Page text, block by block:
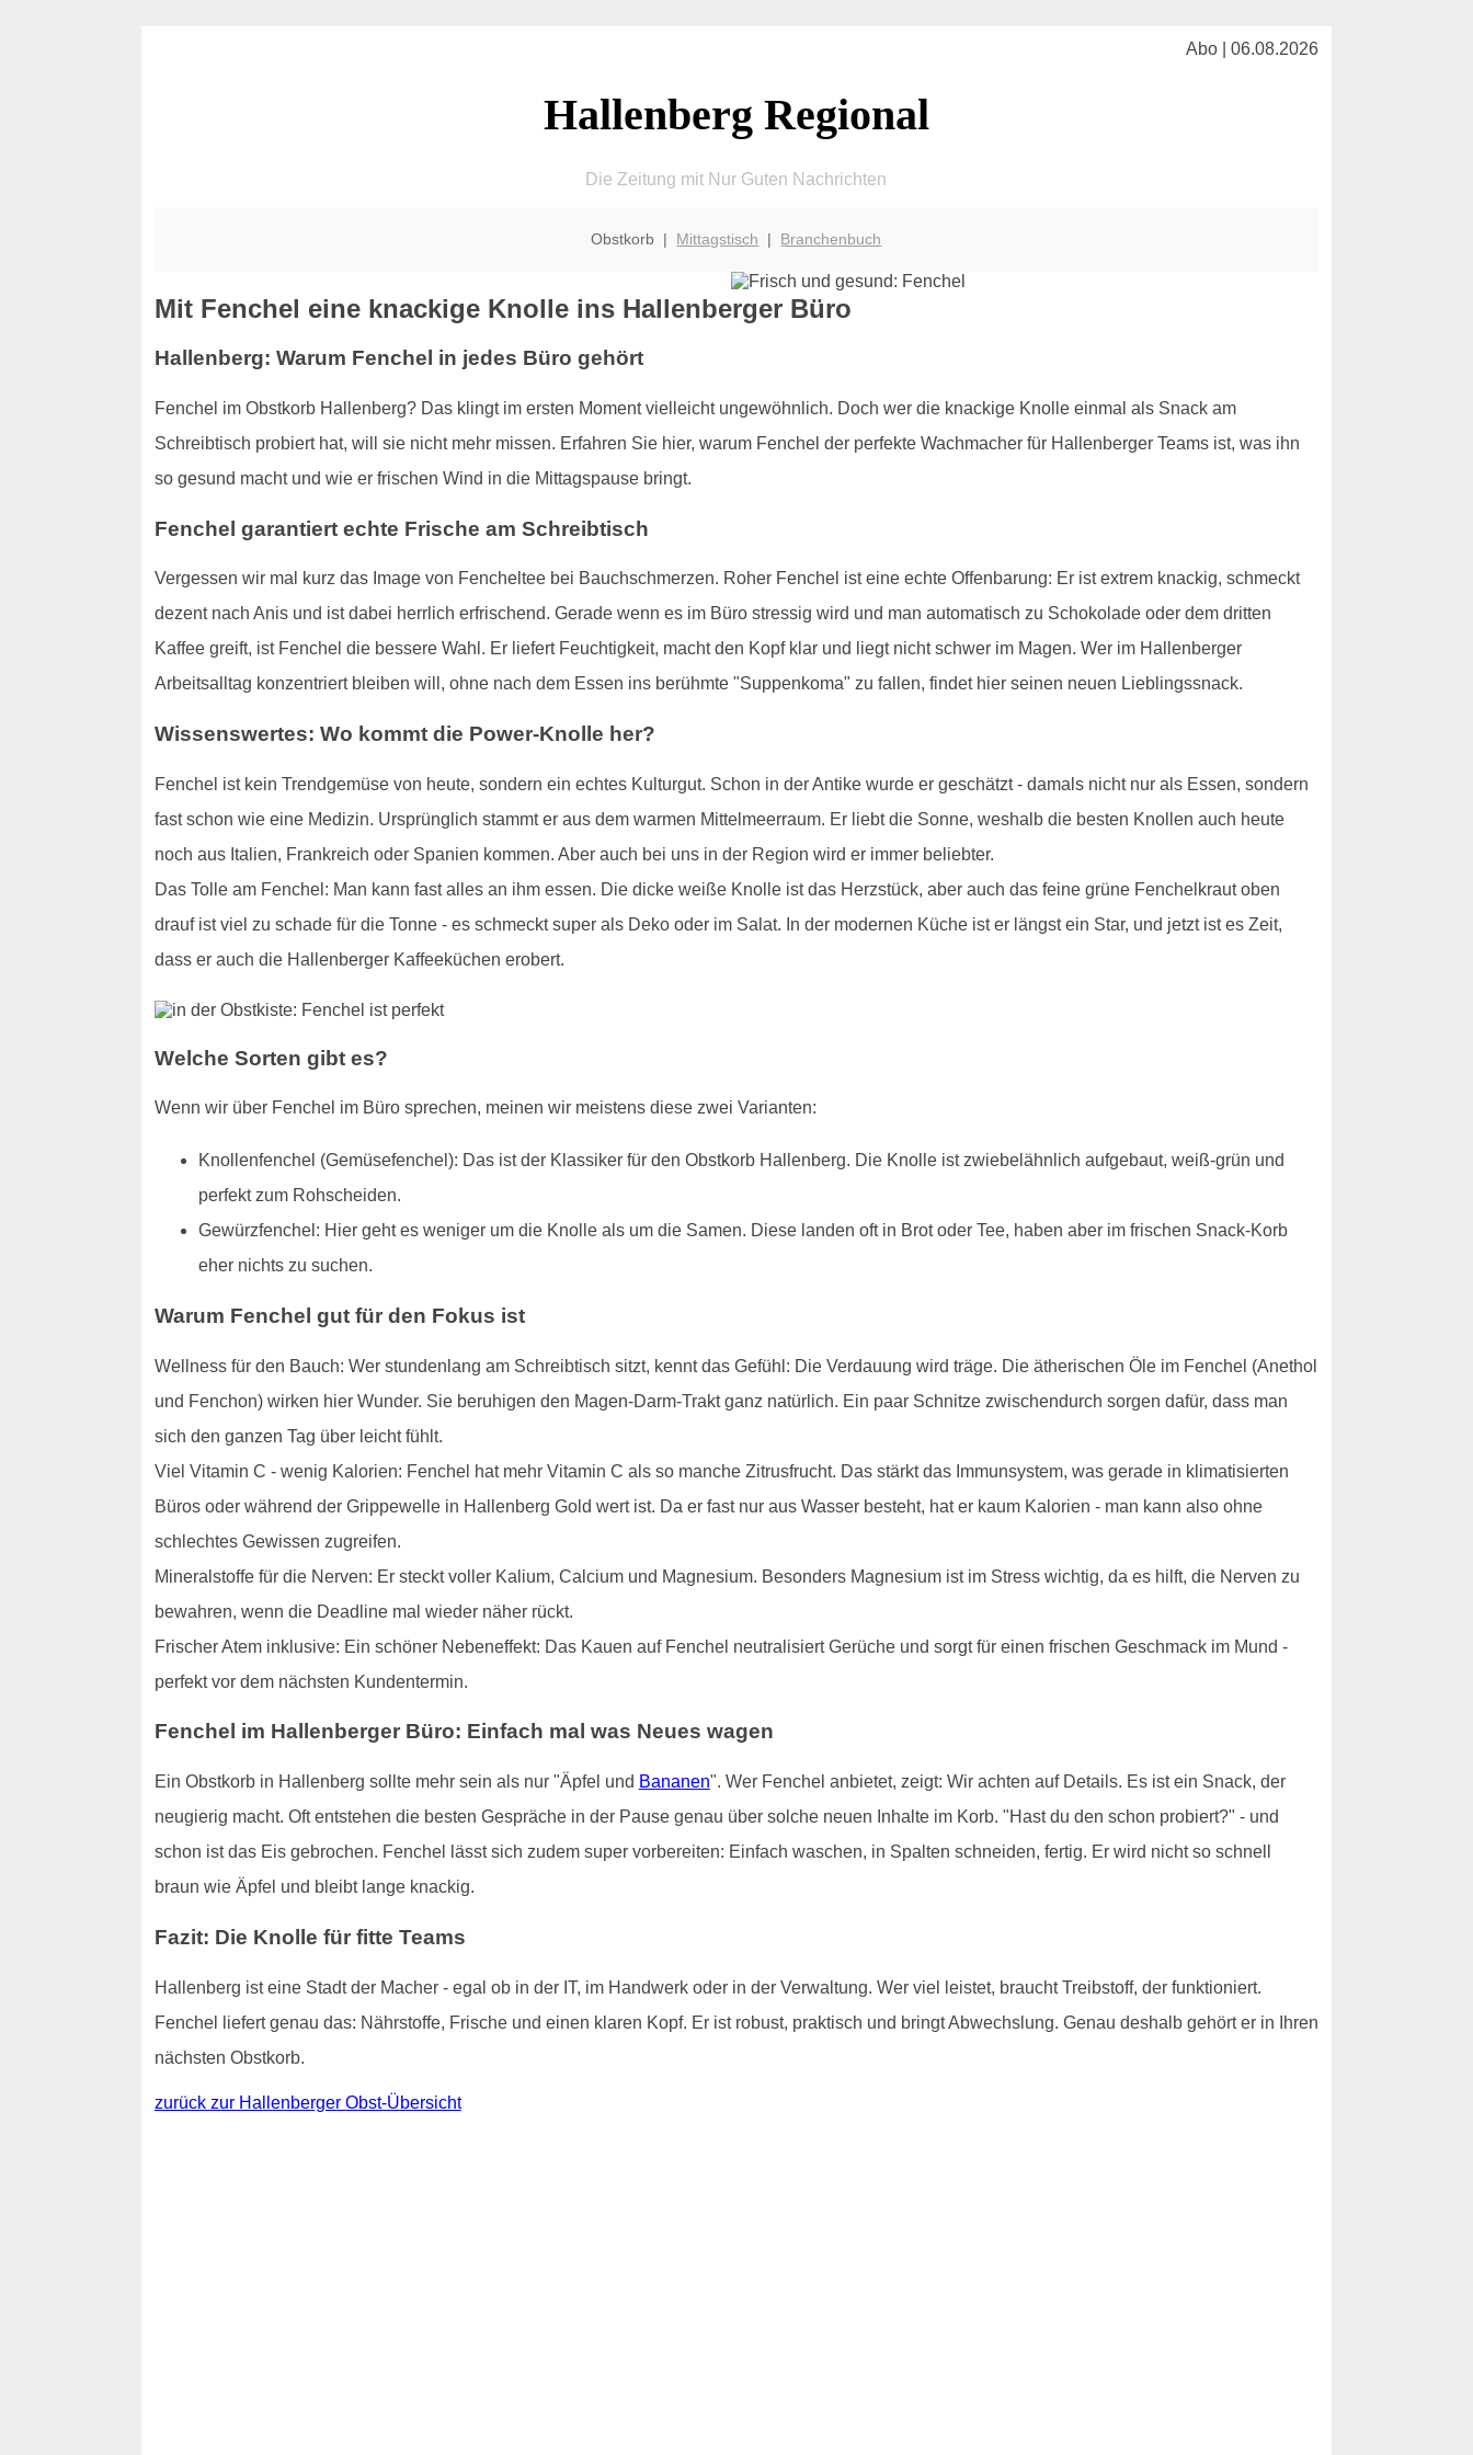
Abo | 06.08.2026
Hallenberg Regional
Die Zeitung mit Nur Guten Nachrichten
Obstkorb | Mittagstisch | Branchenbuch
Mit Fenchel eine knackige Knolle ins Hallenberger Büro
Hallenberg: Warum Fenchel in jedes Büro gehört
Fenchel im Obstkorb Hallenberg? Das klingt im ersten Moment vielleicht ungewöhnlich. Doch wer die knackige Knolle einmal als Snack am
Schreibtisch probiert hat, will sie nicht mehr missen. Erfahren Sie hier, warum Fenchel der perfekte Wachmacher für Hallenberger Teams ist, was ihn
so gesund macht und wie er frischen Wind in die Mittagspause bringt.
Fenchel garantiert echte Frische am Schreibtisch
Vergessen wir mal kurz das Image von Fencheltee bei Bauchschmerzen. Roher Fenchel ist eine echte Offenbarung: Er ist extrem knackig, schmeckt
dezent nach Anis und ist dabei herrlich erfrischend. Gerade wenn es im Büro stressig wird und man automatisch zu Schokolade oder dem dritten
Kaffee greift, ist Fenchel die bessere Wahl. Er liefert Feuchtigkeit, macht den Kopf klar und liegt nicht schwer im Magen. Wer im Hallenberger
Arbeitsalltag konzentriert bleiben will, ohne nach dem Essen ins berühmte "Suppenkoma" zu fallen, findet hier seinen neuen Lieblingssnack.
Wissenswertes: Wo kommt die Power-Knolle her?
Fenchel ist kein Trendgemüse von heute, sondern ein echtes Kulturgut. Schon in der Antike wurde er geschätzt - damals nicht nur als Essen, sondern
fast schon wie eine Medizin. Ursprünglich stammt er aus dem warmen Mittelmeerraum. Er liebt die Sonne, weshalb die besten Knollen auch heute
noch aus Italien, Frankreich oder Spanien kommen. Aber auch bei uns in der Region wird er immer beliebter.
Das Tolle am Fenchel: Man kann fast alles an ihm essen. Die dicke weiße Knolle ist das Herzstück, aber auch das feine grüne Fenchelkraut oben
drauf ist viel zu schade für die Tonne - es schmeckt super als Deko oder im Salat. In der modernen Küche ist er längst ein Star, und jetzt ist es Zeit,
dass er auch die Hallenberger Kaffeeküchen erobert.
Welche Sorten gibt es?
Wenn wir über Fenchel im Büro sprechen, meinen wir meistens diese zwei Varianten:
Knollenfenchel (Gemüsefenchel): Das ist der Klassiker für den Obstkorb Hallenberg. Die Knolle ist zwiebelähnlich aufgebaut, weiß-grün und
perfekt zum Rohscheiden.
Gewürzfenchel: Hier geht es weniger um die Knolle als um die Samen. Diese landen oft in Brot oder Tee, haben aber im frischen Snack-Korb
eher nichts zu suchen.
Warum Fenchel gut für den Fokus ist
Wellness für den Bauch: Wer stundenlang am Schreibtisch sitzt, kennt das Gefühl: Die Verdauung wird träge. Die ätherischen Öle im Fenchel (Anethol
und Fenchon) wirken hier Wunder. Sie beruhigen den Magen-Darm-Trakt ganz natürlich. Ein paar Schnitze zwischendurch sorgen dafür, dass man
sich den ganzen Tag über leicht fühlt.
Viel Vitamin C - wenig Kalorien: Fenchel hat mehr Vitamin C als so manche Zitrusfrucht. Das stärkt das Immunsystem, was gerade in klimatisierten
Büros oder während der Grippewelle in Hallenberg Gold wert ist. Da er fast nur aus Wasser besteht, hat er kaum Kalorien - man kann also ohne
schlechtes Gewissen zugreifen.
Mineralstoffe für die Nerven: Er steckt voller Kalium, Calcium und Magnesium. Besonders Magnesium ist im Stress wichtig, da es hilft, die Nerven zu
bewahren, wenn die Deadline mal wieder näher rückt.
Frischer Atem inklusive: Ein schöner Nebeneffekt: Das Kauen auf Fenchel neutralisiert Gerüche und sorgt für einen frischen Geschmack im Mund -
perfekt vor dem nächsten Kundentermin.
Fenchel im Hallenberger Büro: Einfach mal was Neues wagen
Ein Obstkorb in Hallenberg sollte mehr sein als nur "Äpfel und Bananen". Wer Fenchel anbietet, zeigt: Wir achten auf Details. Es ist ein Snack, der
neugierig macht. Oft entstehen die besten Gespräche in der Pause genau über solche neuen Inhalte im Korb. "Hast du den schon probiert?" - und
schon ist das Eis gebrochen. Fenchel lässt sich zudem super vorbereiten: Einfach waschen, in Spalten schneiden, fertig. Er wird nicht so schnell
braun wie Äpfel und bleibt lange knackig.
Fazit: Die Knolle für fitte Teams
Hallenberg ist eine Stadt der Macher - egal ob in der IT, im Handwerk oder in der Verwaltung. Wer viel leistet, braucht Treibstoff, der funktioniert.
Fenchel liefert genau das: Nährstoffe, Frische und einen klaren Kopf. Er ist robust, praktisch und bringt Abwechslung. Genau deshalb gehört er in Ihren
nächsten Obstkorb.
zurück zur Hallenberger Obst-Übersicht